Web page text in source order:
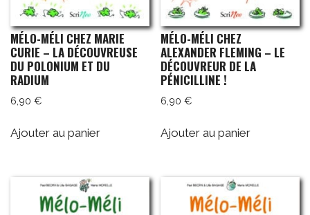
MÉLO-MÉLI CHEZ MARIE
CURIE – LA DÉCOUVREUSE
DU POLONIUM ET DU
RADIUM
6,90 €
Ajouter au panier
MÉLO-MÉLI CHEZ
ALEXANDER FLEMING – LE
DÉCOUVREUR DE LA
PÉNICILLINE !
6,90€
Ajouter au panier